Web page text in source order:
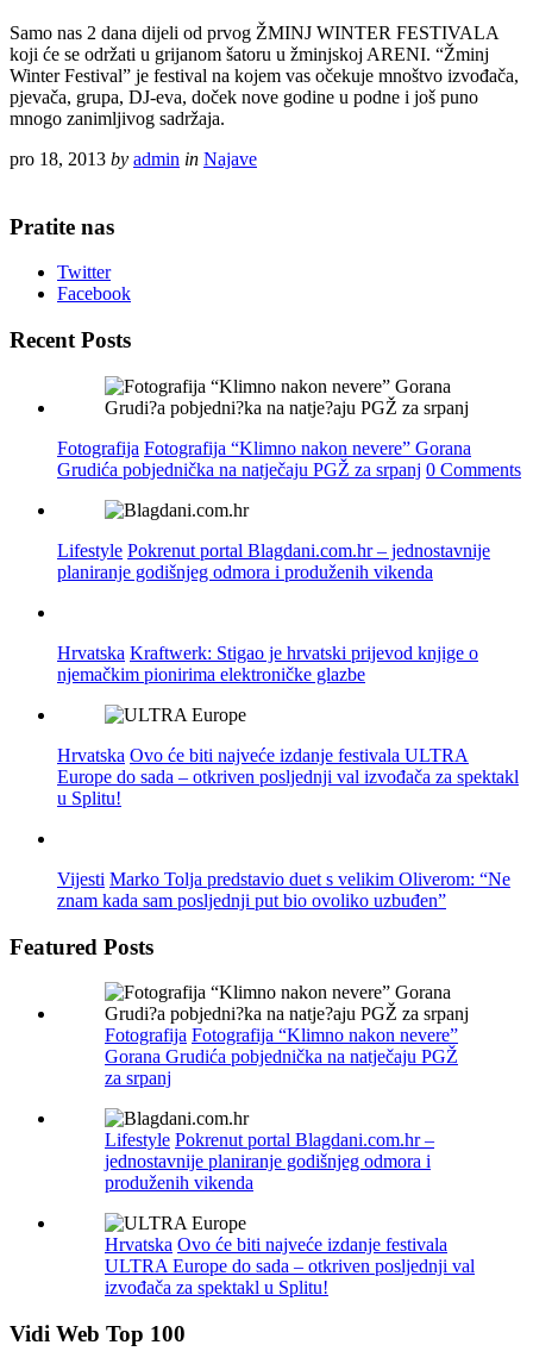
Samo nas 2 dana dijeli od prvog ŽMINJ WINTER FESTIVALA
koji će se održati u grijanom šatoru u žminjskoj ARENI. “Žminj
Winter Festival” je festival na kojem vas očekuje mnoštvo izvođača,
pjevača, grupa, DJ-eva, doček nove godine u podne i još puno
mnogo zanimljivog sadržaja.
pro 18, 2013 by admin in Najave
Pratite nas
Twitter
Facebook
Recent Posts
Fotografija Fotografija “Klimno nakon nevere” Gorana
Grudića pobjednička na natječaju PGŽ za srpanj 0 Comments
Lifestyle Pokrenut portal Blagdani.com.hr – jednostavnije
planiranje godišnjeg odmora i produženih vikenda
Hrvatska Kraftwerk: Stigao je hrvatski prijevod knjige o
njemačkim pionirima elektroničke glazbe
Hrvatska Ovo će biti najveće izdanje festivala ULTRA
Europe do sada – otkriven posljednji val izvođača za spektakl
u Splitu!
Vijesti Marko Tolja predstavio duet s velikim Oliverom: “Ne
znam kada sam posljednji put bio ovoliko uzbuđen”
Featured Posts
Fotografija Fotografija “Klimno nakon nevere”
Gorana Grudića pobjednička na natječaju PGŽ
za srpanj
Lifestyle Pokrenut portal Blagdani.com.hr –
jednostavnije planiranje godišnjeg odmora i
produženih vikenda
Hrvatska Ovo će biti najveće izdanje festivala
ULTRA Europe do sada – otkriven posljednji val
izvođača za spektakl u Splitu!
Vidi Web Top 100